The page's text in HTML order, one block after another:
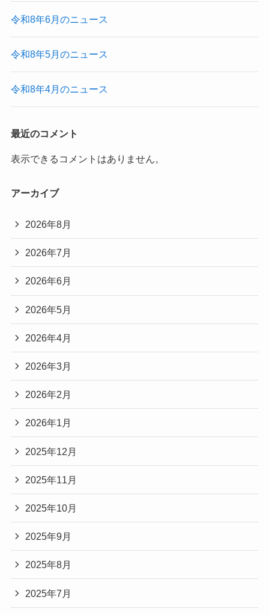
令和8年6月のニュース
令和8年5月のニュース
令和8年4月のニュース
最近のコメント
表示できるコメントはありません。
アーカイブ
2026年8月
2026年7月
2026年6月
2026年5月
2026年4月
2026年3月
2026年2月
2026年1月
2025年12月
2025年11月
2025年10月
2025年9月
2025年8月
2025年7月